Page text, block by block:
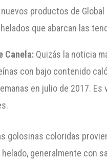
productos de
que abarcan las
Canela: Quizás la noticia
con bajo contenido
en julio de 2017.
golosinas coloridas
generalmente con